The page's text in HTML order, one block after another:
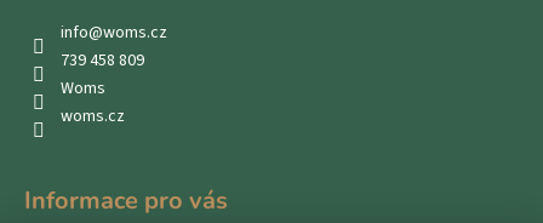
info@woms.cz
739 458 809
Woms
woms.cz
Informace pro vás